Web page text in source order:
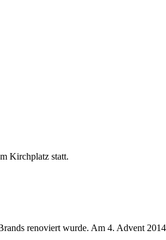
Kirchplatz statt.
renoviert wurde. Am 4. Advent